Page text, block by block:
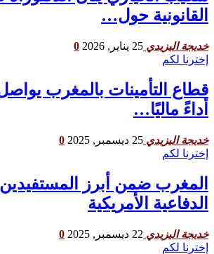
القانونية حول…
خديجة اليزيدي 25 يناير, 2026
0
إخترنا لكم
قطاع التأمينات بالمغرب
أداءً ماليًا…
خديجة اليزيدي 25 ديسمبر, 2025
0
إخترنا لكم
المغرب ضمن أبرز
الدفاعية الأمريكية
خديجة اليزيدي 22 ديسمبر, 2025
0
إخترنا لكم